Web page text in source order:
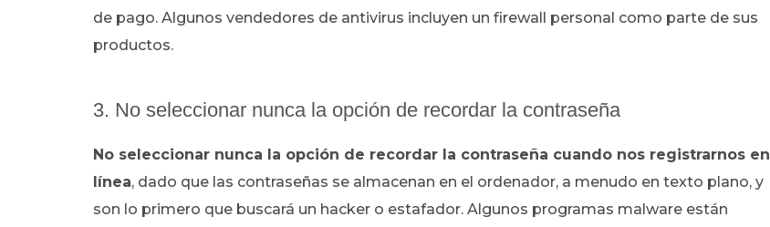
de pago. Algunos vendedores de antivirus incluyen un firewall personal como parte de sus
productos.
3. No seleccionar nunca la opción de recordar la contraseña
No seleccionar nunca la opción de recordar la contraseña cuando nos registrarnos en
línea, dado que las contraseñas se almacenan en el ordenador, a menudo en texto plano, y
son lo primero que buscará un hacker o estafador. Algunos programas malware están